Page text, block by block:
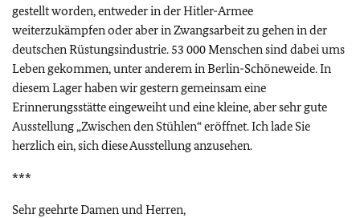
gestellt worden, entweder in der Hitler-Armee
weiterzukämpfen oder aber in Zwangsarbeit zu gehen in der
deutschen Rüstungsindustrie. 53 000 Menschen sind dabei ums
Leben gekommen, unter anderem in Berlin-Schöneweide. In
diesem Lager haben wir gestern gemeinsam eine
Erinnerungsstätte eingeweiht und eine kleine, aber sehr gute
Ausstellung „Zwischen den Stühlen“ eröffnet. Ich lade Sie
herzlich ein, sich diese Ausstellung anzusehen.
***
Sehr geehrte Damen und Herren,